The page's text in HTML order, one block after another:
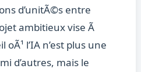
d’unitÃ©s entre
ambitieux vise Ã
l’IA n’est plus une
d’autres, mais le